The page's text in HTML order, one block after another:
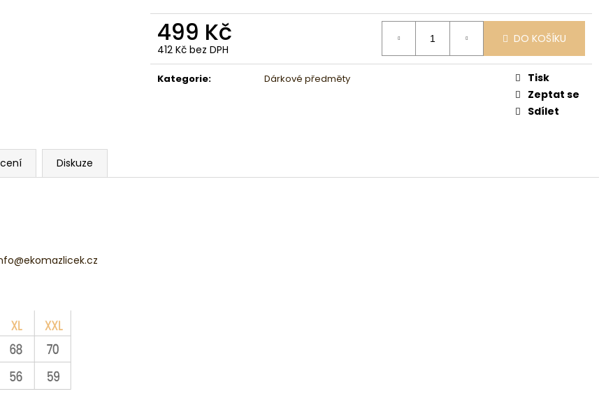
499 Kč
412 Kč bez DPH
Měrná
cena:
DO KOŠÍKU
Kategorie: Dárkové předměty
Tisk
Zeptat se
Sdílet
Diskuze